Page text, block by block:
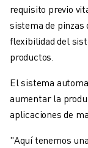
requisito previo
sistema de
flexibilidad del
productos.
El sistema
aumentar la
aplicaciones de
"Aquí tenemos